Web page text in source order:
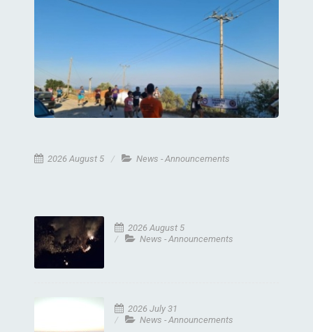
2026 August 5 News - Announcements
2026 August 5
News - Announcements
2026 July 31
News - Announcements